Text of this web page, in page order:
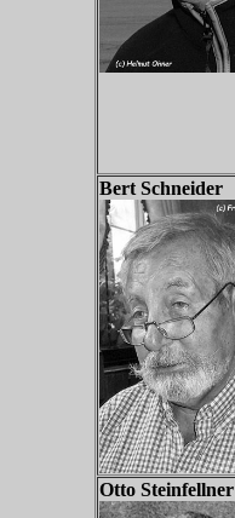
Bert Schneider
Otto Steinfellner